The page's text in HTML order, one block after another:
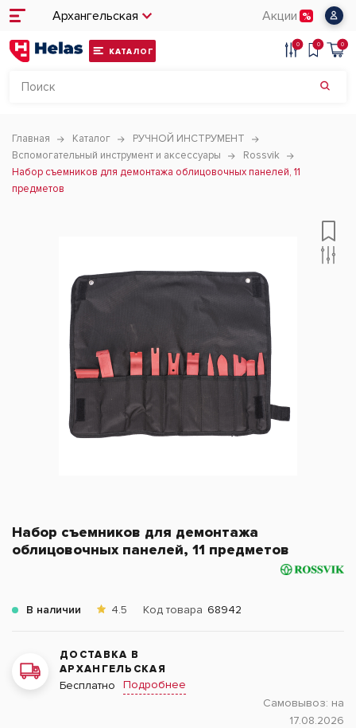
Архангельская Акции
КАТАЛОГ
0 0 0
Главная Каталог
РУЧНОЙ ИНСТРУМЕНТ
Вспомогательный инструмент и аксессуары
Rossvik
Набор съемников для демонтажа облицовочных панелей, 11
предметов
Набор съемников для демонтажа
облицовочных панелей, 11 предметов
В наличии 4.5 Код товара 68942
ДОСТАВКА В
АРХАНГЕЛЬСКАЯ
Бесплатно
Подробнее
Самовывоз: на
17.08.2026